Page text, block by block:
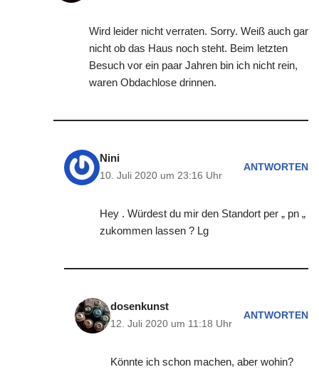
Wird leider nicht verraten. Sorry. Weiß auch gar
nicht ob das Haus noch steht. Beim letzten
Besuch vor ein paar Jahren bin ich nicht rein,
waren Obdachlose drinnen.
Nini
10. Juli 2020 um 23:16 Uhr
ANTWORTEN
Hey . Würdest du mir den Standort per „ pn „
zukommen lassen ? Lg
dosenkunst
12. Juli 2020 um 11:18 Uhr
ANTWORTEN
Könnte ich schon machen, aber wohin?